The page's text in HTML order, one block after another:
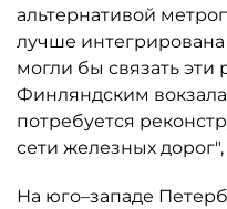
альтернативой
лучше интегрирована
могли бы связать
Финляндским
потребуется
сети железных
На юго–западе